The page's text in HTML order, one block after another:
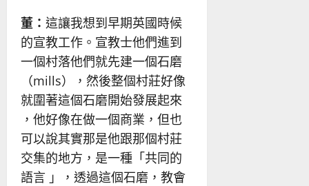
董： 這讓我想到早期英國時候
的宣教工作。宣教士他們進到
一個村落他們就先建一個石磨
（mills），然後整個村莊好像
就圍著這個石磨開始發展起來
，他好像在做一個商業，但也
可以說其實那是他跟那個村莊
交集的地方，是一種「共同的
語言 」，透過這個石磨，教會